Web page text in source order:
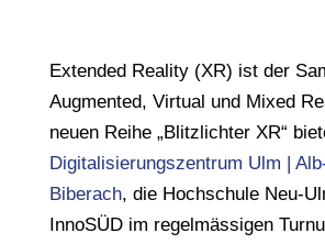
Extended Reality (XR) ist der
Augmented, Virtual und Mixed
neuen Reihe „Blitzlichter XR“
Digitalisierungszentrum Ulm |
Biberach, die Hochschule Neu-
InnoSÜD im regelmässigen